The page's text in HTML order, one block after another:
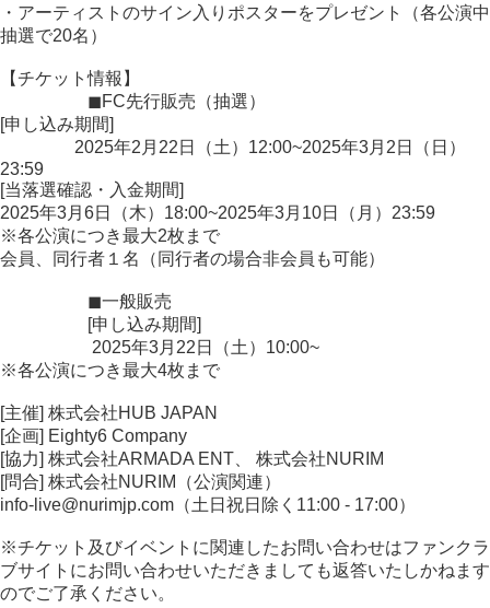
・アーティストのサイン入りポスターをプレゼント（各公演中
抽選で20名）
【チケット情報】
◼︎FC先行販売（抽選）
[申し込み期間]
2025年2月22日（土）12:00~2025年3月2日（日）
23:59
[当落選確認・入金期間]
2025年3月6日（木）18:00~2025年3月10日（月）23:59
※各公演につき最大2枚まで
会員、同行者１名（同行者の場合非会員も可能）
◼︎一般販売
[申し込み期間]
2025年3月22日（土）10:00~
※各公演につき最大4枚まで
[主催] 株式会社HUB JAPAN
[企画] Eighty6 Company
[協力] 株式会社ARMADA ENT、 株式会社NURIM
[問合] 株式会社NURIM（公演関連）
info-live@nurimjp.com（土日祝日除く11:00 - 17:00）
※チケット及びイベントに関連したお問い合わせはファンクラ
ブサイトにお問い合わせいただきましても返答いたしかねます
のでご了承ください。